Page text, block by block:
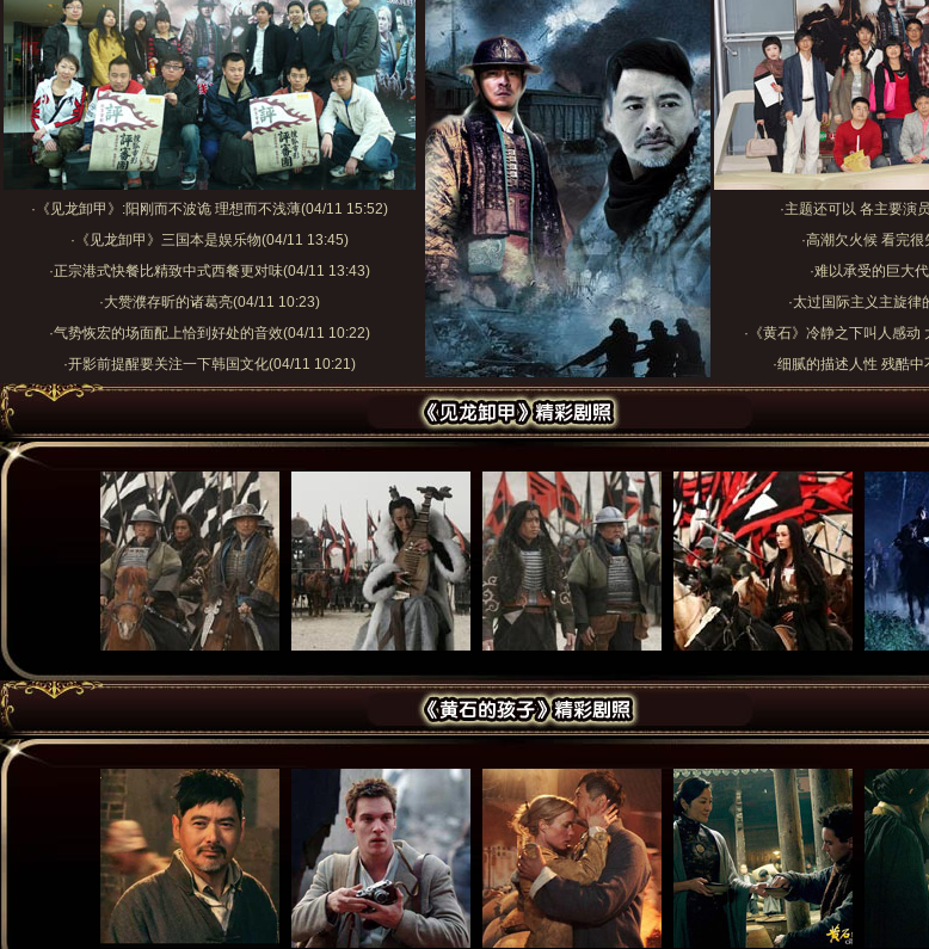
· 《见龙卸甲》:阳刚而不波诡 理想而不浅薄(04/11 15:52)
· 《见龙卸甲》三国本是娱乐物(04/11 13:45)
·正宗港式快餐比精致中式西餐更对味(04/11 13:43)
·大赞濮存昕的诸葛亮(04/11 10:23)
·气势恢宏的场面配上恰到好处的音效(04/11 10:22)
·开影前提醒要关注一下韩国文化(04/11 10:21)
·主题还可以 各主要演
·高潮欠火候 看完很
·难以承受的巨大
·太过国际主义主旋律
· 《黄石》冷静之下叫人感动
·细腻的描述人性 残酷中